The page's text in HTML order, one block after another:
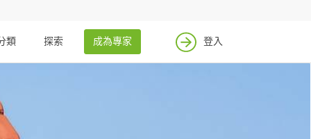
類 探索 成為專家 登入